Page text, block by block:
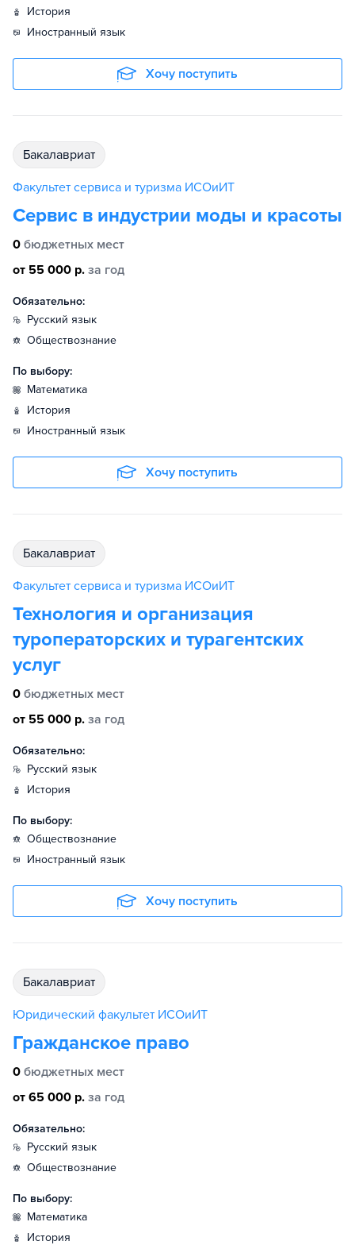
история
иностранный язык
Хочу поступить
бакалавриат
Факультет сервиса и туризма ИСОиИТ
Сервис в индустрии моды и красоты
0 бюджетных мест
от 55 000 р. за год
Обязательно:
русский язык
обществознание
По выбору:
математика
история
иностранный язык
Хочу поступить
бакалавриат
Факультет сервиса и туризма ИСОиИТ
Технология и организация
туроператорских и турагентских
услуг
0 бюджетных мест
от 55 000 р. за год
Обязательно:
русский язык
история
По выбору:
обществознание
иностранный язык
Хочу поступить
бакалавриат
Юридический факультет ИСОиИТ
Гражданское право
0 бюджетных мест
от 65 000 р. за год
Обязательно:
русский язык
обществознание
По выбору:
математика
история